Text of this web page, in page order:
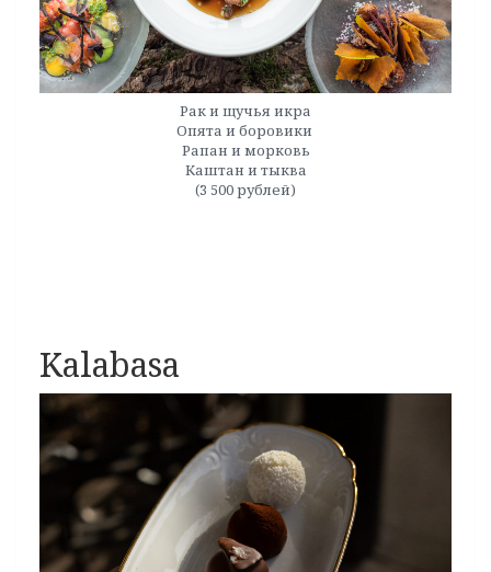
Рак и щучья икра
Опята и боровики
Рапан и морковь
Каштан и тыква
(3 500 рублей)
Kalabasa